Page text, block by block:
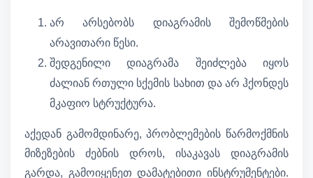
არ არსებობს დიაგრამის შემოწმების
არავითარი წესი.
შედგენილი დიაგრამა შეიძლება იყოს
ძალიან რთული სქემის სახით და არ ჰქონდეს
მკაფიო სტრუქტურა.
აქედან გამომდინარე, პრობლემების წარმოქმნის
მიზეზების ძებნის დროს, ისაკავას დიაგრამის
გარდა, გამოიყენეთ დამატებითი ინსტრუმენტები.